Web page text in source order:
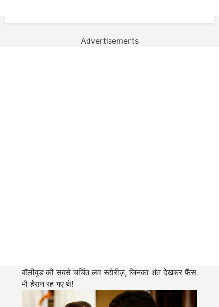
Advertisements
बॉलीवुड की सबसे चर्चित लव स्टोरीज़, जिनका अंत देखकर फैंस
भी हैरान रह गए थे!